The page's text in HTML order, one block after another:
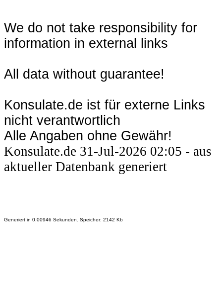
We do not take responsibility for
information in external links
All data without guarantee!
Konsulate.de ist für externe Links
nicht verantwortlich
Alle Angaben ohne Gewähr!
Konsulate.de 31-Jul-2026 02:05 - aus
aktueller Datenbank generiert
Generiert in 0.00946 Sekunden. Speicher: 2142 Kb